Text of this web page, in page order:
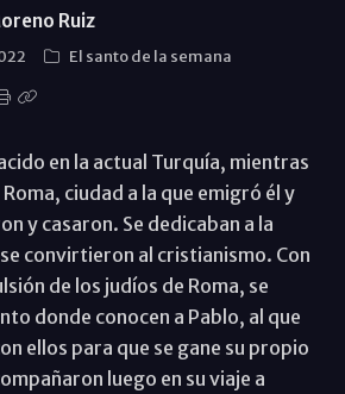
Ruiz
El santo de la semana
en la actual Turquía, mientras
ciudad a la que emigró él y
y casaron. Se dedicaban a la
convirtieron al cristianismo. Con
de los judíos de Roma, se
donde conocen a Pablo, al que
ellos para que se gane su propio
luego en su viaje a